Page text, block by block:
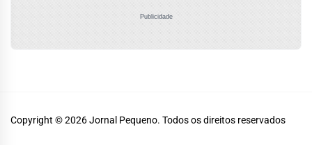
Publicidade
Copyright © 2026Jornal Pequeno. Todos os direitos reservados